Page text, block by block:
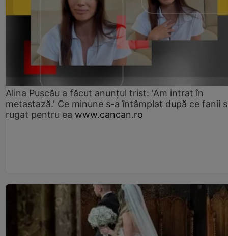
Alina Pușcău a făcut anunțul trist: 'Am intrat în
metastază.' Ce minune s-a întâmplat după ce fanii
rugat pentru ea www.cancan.ro